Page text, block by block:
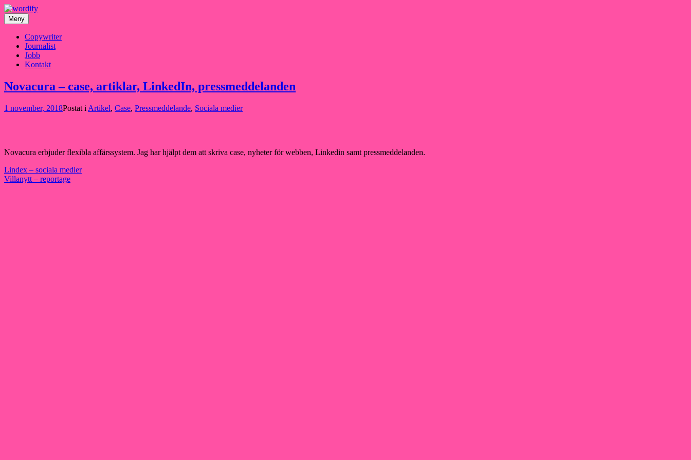
Hoppa
till
innehåll
Meny
Copywriter
Journalist
Jobb
Kontakt
Novacura – case, artiklar, LinkedIn, pressmeddelanden
1 november, 2018Postat i Artikel, Case, Pressmeddelande, Sociala medier
Novacura erbjuder flexibla affärssystem. Jag har hjälpt dem att skriva case, nyheter för webben, Linkedin samt pressmeddelanden.
Inläggsnavigering
Lindex – sociala medier
Villanytt – reportage